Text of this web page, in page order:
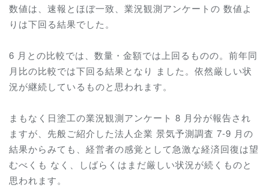
数値は、速報とほぼ一致、業況観測アンケートの 数値よ
りは下回る結果でした。
6 月との比較では、数量・金額では上回るものの。前年同
月比の比較では下回る結果となり ました。依然厳しい状
況が継続しているものと思われます。
まもなく日塗工の業況観測アンケート 8 月分が報告され
ますが、先般ご紹介した法人企業 景気予測調査 7-9 月の
結果からみても、経営者の感覚として急激な経済回復は望
むべくも なく、しばらくはまだ厳しい状況が続くものと
思われます。